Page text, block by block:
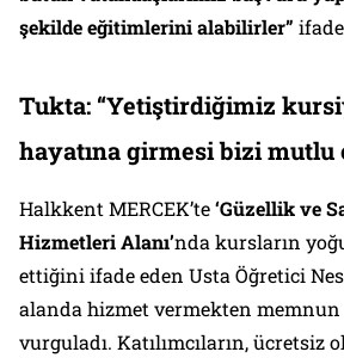
şekilde eğitimlerini alabilirler”
Tukta: “Yetiştirdiğimiz
hayatına girmesi bizi mutlu
Halkkent MERCEK’te‘Güzellik ve
Hizmetleri Alanı’nda kursların
ettiğini ifade eden Usta Öğretici
alanda hizmet vermekten memnun
vurguladı. Katılımcıların, ücretsiz